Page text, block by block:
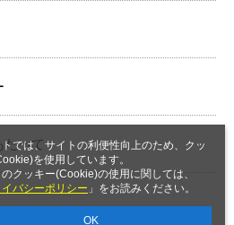
では、サイトの利便性向上のため、クッ
を使用しています。
クッキー(Cookie)の使用に関しては、
イバシーポリシー 」をお読みください。
OK
たって